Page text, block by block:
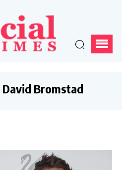
David Bromstad